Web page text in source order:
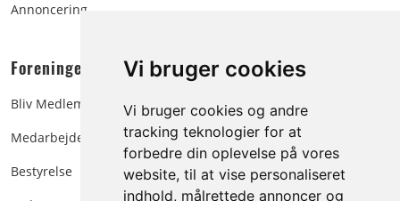
Vi bruger cookies
Vi bruger cookies og andre
tracking teknologier for at
forbedre din oplevelse på vores
website, til at vise personaliseret
indhold, målrettede annoncer og
Annoncering
Foreningen:
Bliv Medlem
Medarbejdere
Bestyrelse